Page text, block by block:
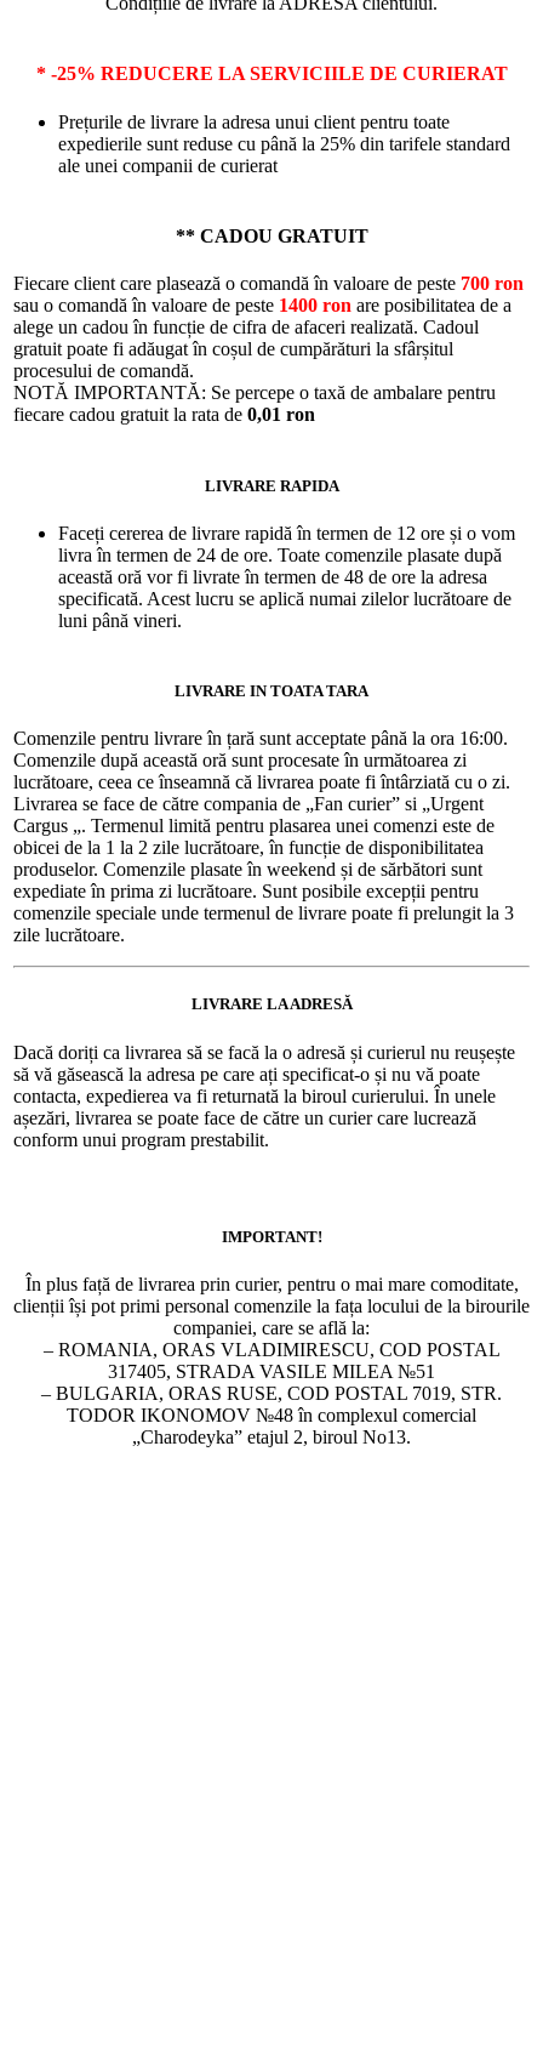
* -25% REDUCERE LA SERVICIILE DE CURIERAT
Prețurile de livrare la adresa unui client pentru toate
expedierile sunt reduse cu până la 25% din tarifele standard
ale unei companii de curierat
** CADOU GRATUIT
Fiecare client care plasează o comandă în valoare de peste 700 ron
sau o comandă în valoare de peste 1400 ron are posibilitatea de a
alege un cadou în funcție de cifra de afaceri realizată. Cadoul
gratuit poate fi adăugat în coșul de cumpărături la sfârșitul
procesului de comandă.
NOTĂ IMPORTANTĂ: Se percepe o taxă de ambalare pentru
fiecare cadou gratuit la rata de 0,01 ron
LIVRARE RAPIDA
Faceți cererea de livrare rapidă în termen de 12 ore și o vom
livra în termen de 24 de ore. Toate comenzile plasate după
această oră vor fi livrate în termen de 48 de ore la adresa
specificată. Acest lucru se aplică numai zilelor lucrătoare de
luni până vineri.
LIVRARE IN TOATA TARA
Comenzile pentru livrare în țară sunt acceptate până la ora 16:00.
Comenzile după această oră sunt procesate în următoarea zi
lucrătoare, ceea ce înseamnă că livrarea poate fi întârziată cu o zi.
Livrarea se face de către compania de „Fan curier” si „Urgent
Cargus „. Termenul limită pentru plasarea unei comenzi este de
obicei de la 1 la 2 zile lucrătoare, în funcție de disponibilitatea
produselor. Comenzile plasate în weekend și de sărbători sunt
expediate în prima zi lucrătoare. Sunt posibile excepții pentru
comenzile speciale unde termenul de livrare poate fi prelungit la 3
zile lucrătoare.
LIVRARE LA ADRESĂ
Dacă doriți ca livrarea să se facă la o adresă și curierul nu reușește
să vă găsească la adresa pe care ați specificat-o și nu vă poate
contacta, expedierea va fi returnată la biroul curierului. În unele
așezări, livrarea se poate face de către un curier care lucrează
conform unui program prestabilit.
IMPORTANT!
În plus față de livrarea prin curier, pentru o mai mare comoditate,
clienții își pot primi personal comenzile la fața locului de la birourile
companiei, care se află la:
– ROMANIA, ORAS VLADIMIRESCU, COD POSTAL
317405, STRADA VASILE MILEA №51
– BULGARIA, ORAS RUSE, COD POSTAL 7019, STR.
TODOR IKONOMOV №48 în complexul comercial
„Charodeyka” etajul 2, biroul No13.